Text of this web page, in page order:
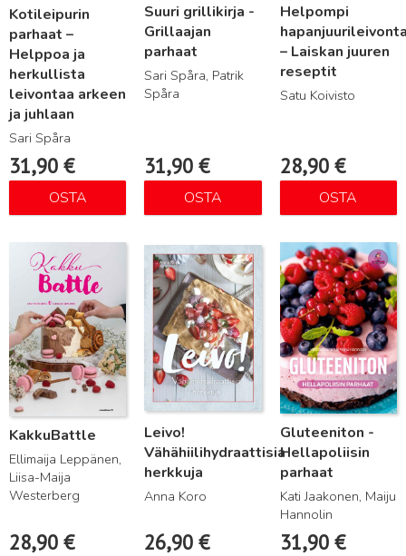
Kotileipurin
parhaat –
Helppoa ja
herkullista
leivontaa arkeen
ja juhlaan
Sari Spåra
31,90 €
OSTA
Suuri grillikirja -
Grillaajan
parhaat
Sari Spåra, Patrik
Spåra
31,90€
OSTA
Helpompi
– Laiskan juuren
reseptit
Satu Koivisto
28,90 €
OSTA
KakkuBattle
Ellimaija Leppänen,
Liisa-Maija
Westerberg
28,90 €
Lue lisää
Leivo!
Vähähiilihydraattisia
herkkuja
Anna Koro
26,90€
Lue lisää
Gluteeniton -
Hellapoliisin
parhaat
Kati Jaakonen, Maiju
Hannolin
31,90 €
Lue lisää